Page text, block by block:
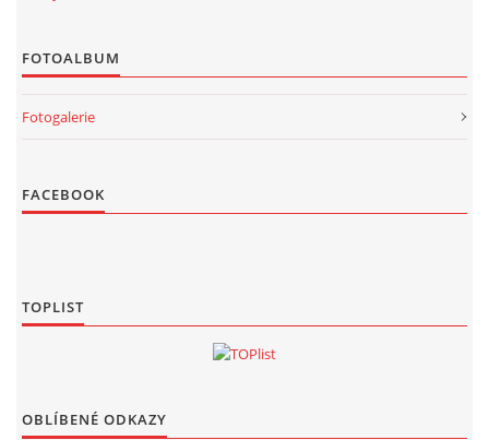
FOTOALBUM
Fotogalerie
FACEBOOK
TOPLIST
OBLÍBENÉ ODKAZY